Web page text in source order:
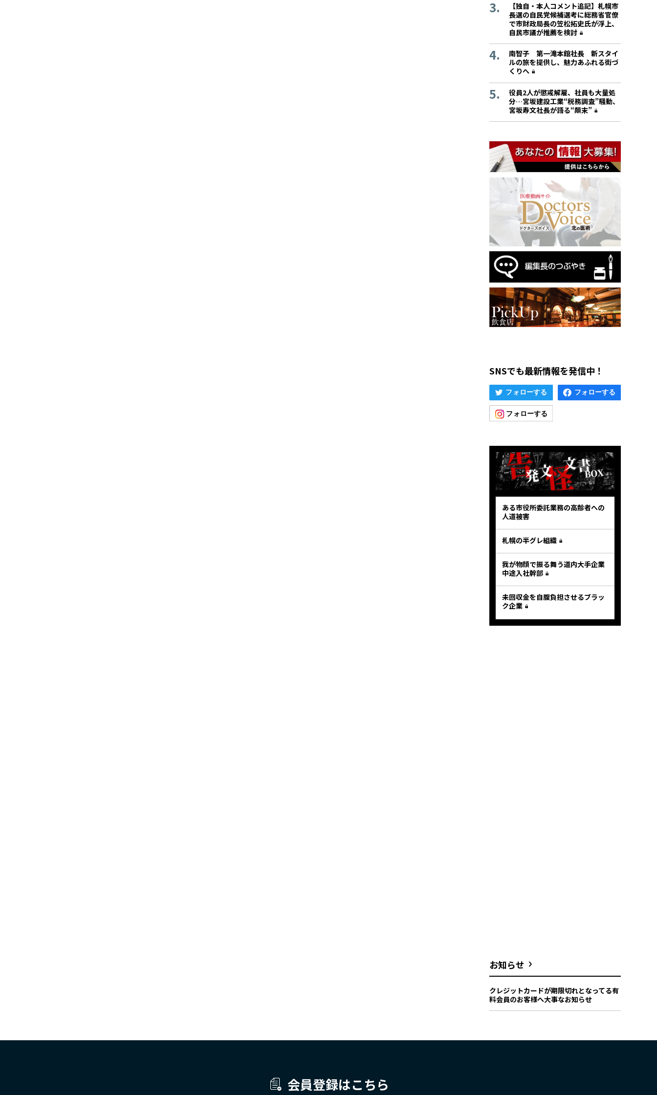
【独自・本人コメント追記】札幌市
長選の自民党候補選考に総務省官僚
で市財政局長の笠松拓史氏が浮上、
自民市議が推薦を検討
南智子 第一滝本館社長 新スタイ
ルの旅を提供し、魅力あふれる街づ
くりへ
役員2人が懲戒解雇、社員も大量処
分…宮坂建設工業“税務調査”騒動、
宮坂寿文社長が語る“顛末”
SNSでも最新情報を発信中！
ある市役所委託業務の高齢者への
人道被害
札幌の半グレ組織
我が物顔で振る舞う道内大手企業
中途入社幹部
未回収金を自腹負担させるブラッ
ク企業
お知らせ
クレジットカードが期限切れとなってる有
料会員のお客様へ大事なお知らせ
会員登録はこちら